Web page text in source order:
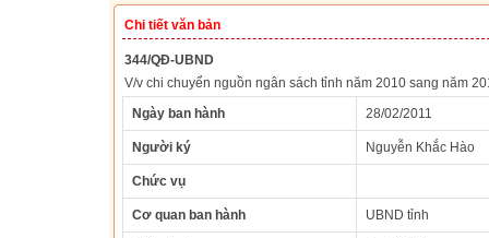
Chi tiết văn bản
344/QĐ-UBND
V/v chi chuyển nguồn ngân sách tỉnh năm 2010 sang năm
Ngày ban hành
28/02/2011
Người ký Nguyễn Khắc Hào
Chức vụ
Cơ quan ban hành UBND tỉnh